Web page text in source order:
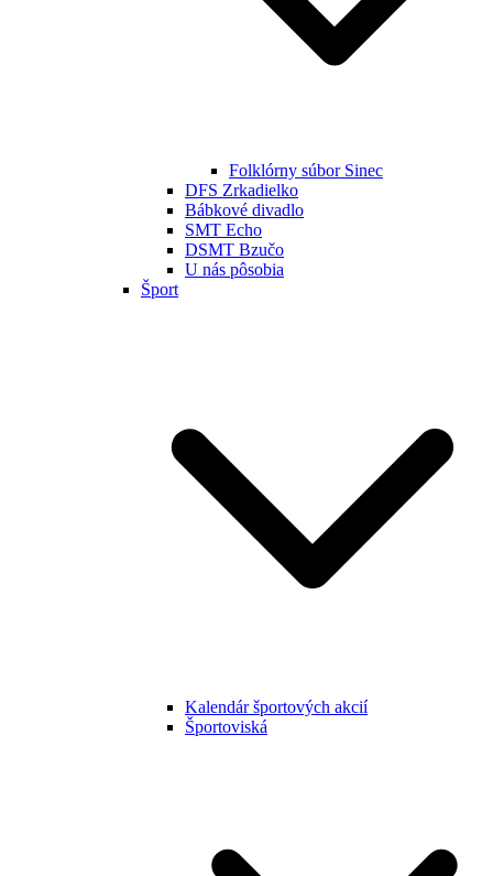
Folklórny súbor Sinec
DFS Zrkadielko
Bábkové divadlo
SMT Echo
DSMT Bzučo
U nás pôsobia
Šport
Kalendár športových akcií
Športoviská